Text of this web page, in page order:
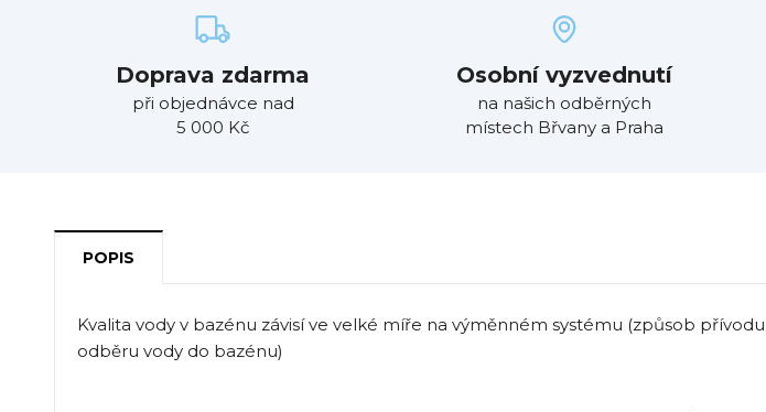
Doprava zdarma
při objednávce nad
5 000 Kč
Osobní vyzvednutí
na našich odběrných
místech Břvany a Praha
POPIS
Kvalita vody v bazénu závisí ve velké míře na výměnném systému (způsob
odběru vody do bazénu)